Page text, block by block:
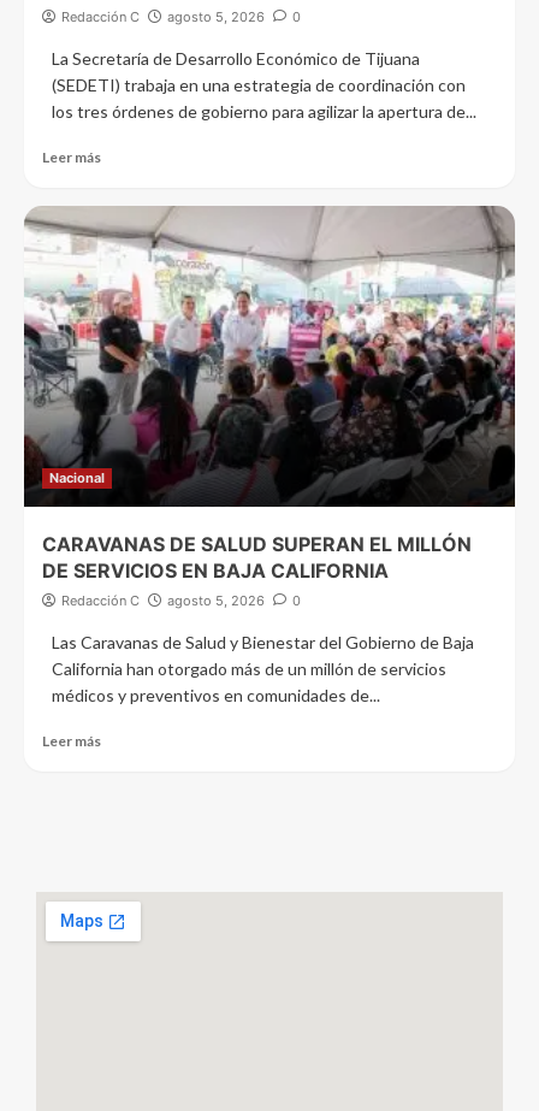
Redacción C agosto 5, 2026 0
La Secretaría de Desarrollo Económico de Tijuana
(SEDETI) trabaja en una estrategia de coordinación con
los tres órdenes de gobierno para agilizar la apertura de...
Leer más
Nacional
CARAVANAS DE SALUD SUPERAN EL MILLÓN
DE SERVICIOS EN BAJA CALIFORNIA
Redacción C agosto 5, 2026 0
Las Caravanas de Salud y Bienestar del Gobierno de Baja
California han otorgado más de un millón de servicios
médicos y preventivos en comunidades de...
Leer más